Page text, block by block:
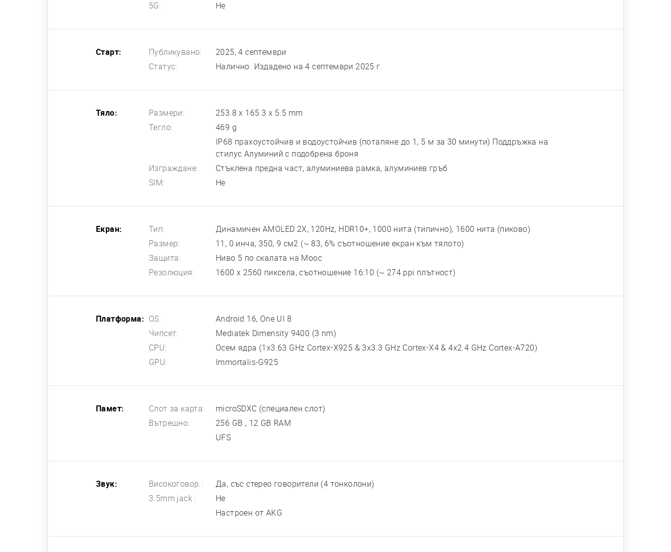
5G:
Не
Старт: Публикувано:
2025, 4 септември
Статус:
Налично. Издадено на 4 септември 2025 г.
Тяло: Размери:
253.8 x 165.3 x 5.5 mm
Тегло:
469 g
IP68 прахоустойчив и водоустойчив (потапяне до 1, 5 м за 30 минути) Поддръжка на
стилус Алуминий с подобрена броня
Изграждане:
Стъклена предна част, алуминиева рамка, алуминиев гръб
SIM:
Не
Екран: Тип:
Динамичен AMOLED 2X, 120Hz, HDR10+, 1000 нита (типично), 1600 нита (пиково)
Размер:
11, 0 инча, 350, 9 см2 (~ 83, 6% съотношение екран към тялото)
Защита:
Ниво 5 по скалата на Моос
Резолюция:
1600 x 2560 пиксела, съотношение 16:10 (~ 274 ppi плътност)
Платформа: OS:
Android 16, One UI 8
Чипсет:
Mediatek Dimensity 9400 (3 nm)
CPU:
Осем ядра (1x3.63 GHz Cortex-X925 & 3x3.3 GHz Cortex-X4 & 4x2.4 GHz Cortex-A720)
GPU:
Immortalis-G925
Памет: Слот за карта:
microSDXC (специален слот)
Вътрешно:
256 GB , 12 GB RAM
UFS
Звук: Високоговор.:
Да, със стерео говорители (4 тонколони)
3.5mm jack :
Не
Настроен от AKG